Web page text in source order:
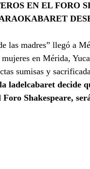
EN EL FORO
en Mérida,
sumisas y
ladelcabaret decide
Foro Shakespeare,